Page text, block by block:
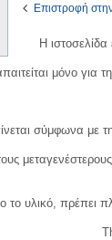
Επιστροφή
Η
μόνο
σύμφωνα
υλικό, πρέπει